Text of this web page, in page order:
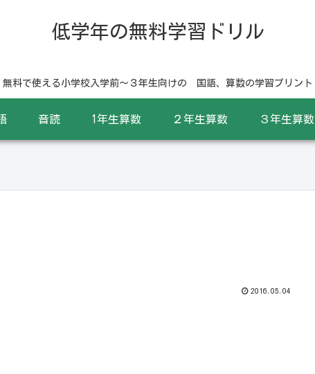
低学年の無料学習ドリル
無料で使える小学校入学前〜３年生向けの 国語、算数の学習プリント
音読 1年生算数 ２年生算数 ３年生算数
2016.05.04